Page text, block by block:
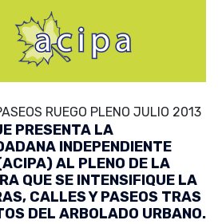
RUEGO PLENO JULIO 2013
PRESENTA LA
INDEPENDIENTE
AL PLENO DE LA
QUE SE INTENSIFIQUE LA
CALLES Y PASEOS TRAS
DEL ARBOLADO URBANO.